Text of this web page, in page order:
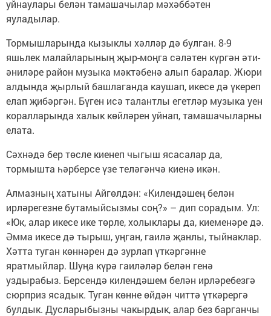
уйнаулары белән тамашачылар мәхәббәтен
яуладылар.
Тормышларында кызыклы хәлләр дә булган. 8-9
яшьлек малайларының җыр-моңга сәләтен күргән әти-
әниләре район музыка мәктәбенә алып баралар. Жюри
алдында җырлый башлаганда каушап, икесе дә үкереп
елап җибәргән. Бүген исә талантлы егетләр музыка уен
коралларында халык көйләрен уйнап, тамашачыларны
елата.
Сәхнәдә бер төсле киенеп чыгыш ясасалар да,
тормышта һәрберсе үзе теләгәнчә киенә икән.
Алмазның хатыны Айгөлдән: «Килендәшең белән
ирләрегезне бутамыйсызмы соң?» – дип сорадым. Ул:
«Юк, алар икесе ике төрле, холыклары да, киеменәре дә.
Әмма икесе дә тырыш, уңган, гаилә җанлы, тыйнаклар.
Хәтта туган көннәрен дә зурлап үткәргәнне
яратмыйлар. Шуңа күрә гаиләләр белән генә
уздырабыз. Берсендә килендәшем белән ирләребезгә
сюрприз ясадык. Туган көнне өйдән читтә үткәрергә
булдык. Дусларыбызны чакырдык, алар без барганчы